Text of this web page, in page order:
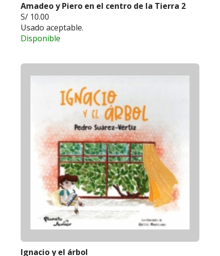
Amadeo y Piero en el centro de la Tierra 2
S/ 10.00
Usado aceptable.
Disponible
Ignacio y el árbol